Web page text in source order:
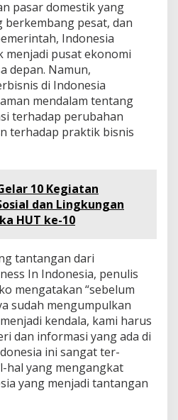
pasar domestik yang
berkembang pesat, dan
Indonesia
pusat ekonomi
depan. Namun,
di Indonesia
mendalam tentang
terhadap perubahan
terhadap praktik bisnis
10 Kegiatan
dan Lingkungan
HUT ke-10
tantangan dari
In Indonesia, penulis
mengatakan “sebelum
sudah mengumpulkan
kendala, kami harus
dan informasi yang ada di
ini sangat ter-
hal yang mengangkat
yang menjadi tantangan